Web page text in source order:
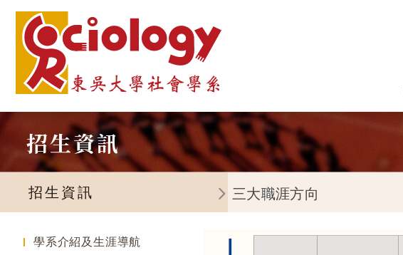
招生資訊
招生資訊
學系介紹及生涯導航
三大職涯方向